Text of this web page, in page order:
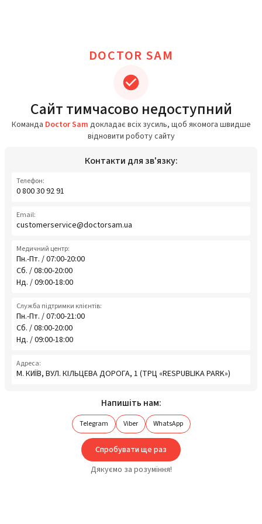
DOCTOR SAM
Сайт тимчасово недоступний
Команда Doctor Sam докладає всіх зусиль, щоб якомога швидше
відновити роботу сайту
Контакти для зв'язку:
Телефон:
0 800 30 92 91
Email:
customerservice@doctorsam.ua
Медичний центр:
Пн.-Пт. / 07:00-20:00
Сб. / 08:00-20:00
Нд. / 09:00-18:00
Служба підтримки клієнтів:
Пн.-Пт. / 07:00-21:00
Сб. / 08:00-20:00
Нд. / 09:00-18:00
Адреса:
М. КИЇВ, ВУЛ. КІЛЬЦЕВА ДОРОГА, 1 (ТРЦ «RESPUBLIKA PARK»)
Напишіть нам:
Telegram Viber WhatsApp
Спробувати ще раз
Дякуємо за розуміння!